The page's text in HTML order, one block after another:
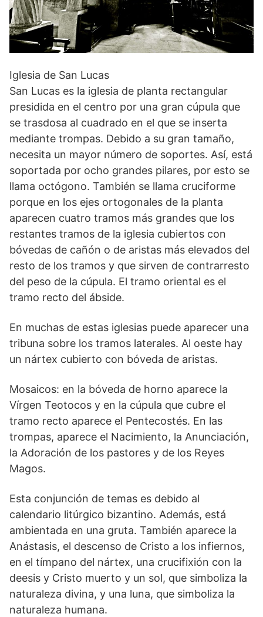
Iglesia de San Lucas
San Lucas es la iglesia de planta rectangular
presidida en el centro por una gran cúpula que
se trasdosa al cuadrado en el que se inserta
mediante trompas. Debido a su gran tamaño,
necesita un mayor número de soportes. Así, está
soportada por ocho grandes pilares, por esto se
llama octógono. También se llama cruciforme
porque en los ejes ortogonales de la planta
aparecen cuatro tramos más grandes que los
restantes tramos de la iglesia cubiertos con
bóvedas de cañón o de aristas más elevados del
resto de los tramos y que sirven de contrarresto
del peso de la cúpula. El tramo oriental es el
tramo recto del ábside.
En muchas de estas iglesias puede aparecer una
tribuna sobre los tramos laterales. Al oeste hay
un nártex cubierto con bóveda de aristas.
Mosaicos: en la bóveda de horno aparece la
Vírgen Teotocos y en la cúpula que cubre el
tramo recto aparece el Pentecostés. En las
trompas, aparece el Nacimiento, la Anunciación,
la Adoración de los pastores y de los Reyes
Magos.
Esta conjunción de temas es debido al
calendario litúrgico bizantino. Además, está
ambientada en una gruta. También aparece la
Anástasis, el descenso de Cristo a los infiernos,
en el tímpano del nártex, una crucifixión con la
deesis y Cristo muerto y un sol, que simboliza la
naturaleza divina, y una luna, que simboliza la
naturaleza humana.